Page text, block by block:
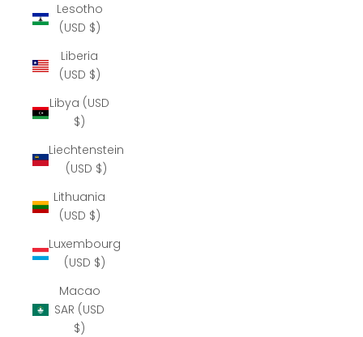
Lesotho
(USD $)
Liberia
(USD $)
Libya (USD
$)
Liechtenstein
(USD $)
Lithuania
(USD $)
Luxembourg
(USD $)
Macao
SAR (USD
$)